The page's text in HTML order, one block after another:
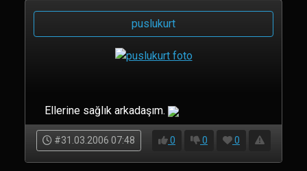
puslukurt
Ellerine sağlık arkadaşım.
#31.03.2006 07:48 0 0 0